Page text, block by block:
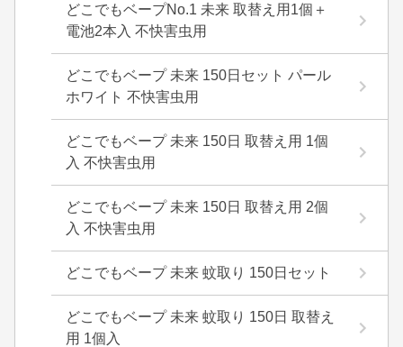
どこでもベープNo.1 未来 取替え用1個＋
電池2本入 不快害虫用
どこでもベープ 未来 150日セット パール
ホワイト 不快害虫用
どこでもベープ 未来 150日 取替え用 1個
入 不快害虫用
どこでもベープ 未来 150日 取替え用 2個
入 不快害虫用
どこでもベープ 未来 蚊取り 150日セット
どこでもベープ 未来 蚊取り 150日 取替え
用 1個入